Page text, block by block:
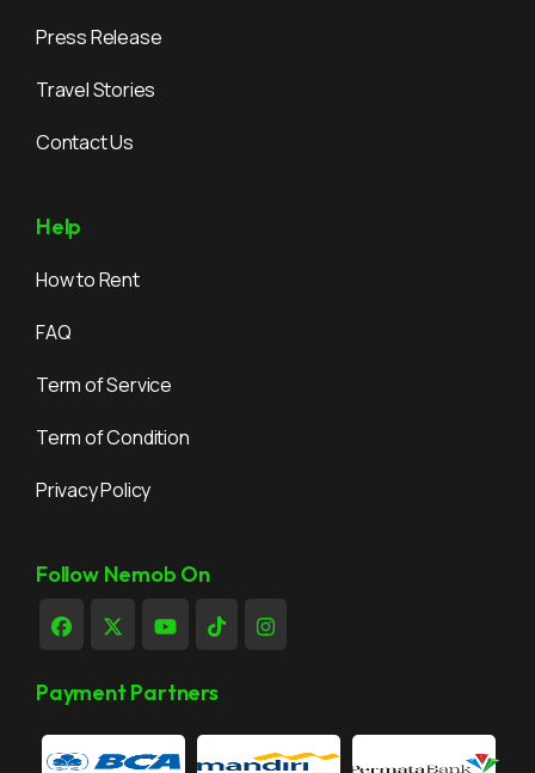
Press Release
Travel Stories
Contact Us
Help
How to Rent
FAQ
Term of Service
Term of Condition
Privacy Policy
Follow Nemob On
Payment Partners